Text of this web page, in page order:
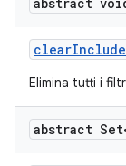
clearInclude
Elimina tutti i
abstract